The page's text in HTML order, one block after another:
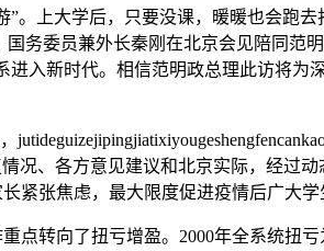
上大学后，只要没课，暖暖也会跑去
务委员兼外长秦刚在北京会见陪同范
入新时代。相信范明政总理此访将为
、各方意见建议和北京实际，经过动
紧张焦虑，最大限度促进疫情后广大学
转向了扭亏增盈。2000年全系统扭亏